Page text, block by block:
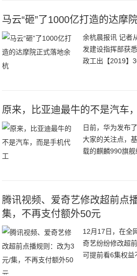
马云“砸”了1000亿打造的达摩
余杭晨报讯 记者
发建设指挥部获
政工出【2019】
目正式落地南湖
原来，比亚迪最牛的不是汽车
日前，华为发布
大家的关注点，
载的麒麟990旗
感光主摄+800
腾讯视频、爱奇艺修改超前点
集，不再支付额外50元
12月17日，在全
奇艺纷纷修改超
可提前看6集权
的超前点播权，